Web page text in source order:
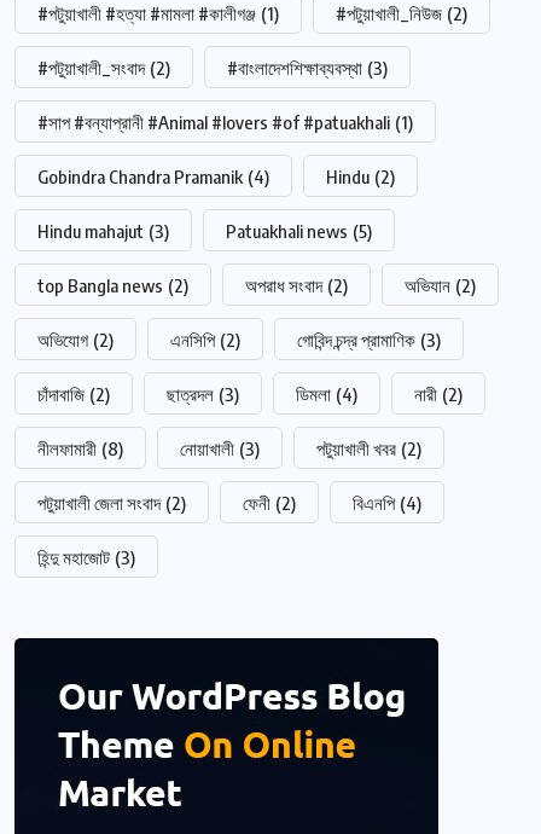
#পটুয়াখালী #হত্যা #মামলা #কালীগঞ্জ (1) #পটুয়াখালী_নিউজ (2)
#পটুয়াখালী_সংবাদ (2) #বাংলাদেশশিক্ষাব্যবস্থা (3)
#সাপ #বন্যাপ্রানী #Animal #lovers #of #patuakhali (1)
Gobindra Chandra Pramanik (4) Hindu (2)
Hindu mahajut (3) Patuakhali news (5)
top Bangla news (2) অপরাধ সংবাদ (2) অভিযান (2)
অভিযোগ (2) এনসিপি (2) গোবিন্দ চন্দ্র প্রামাণিক (3)
চাঁদাবাজি (2) ছাত্রদল (3) ডিমলা (4) নারী (2)
নীলফামারী (8) নোয়াখালী (3) পটুয়াখালী খবর (2)
পটুয়াখালী জেলা সংবাদ (2) ফেনী (2) বিএনপি (4)
হিন্দু মহাজোট (3)